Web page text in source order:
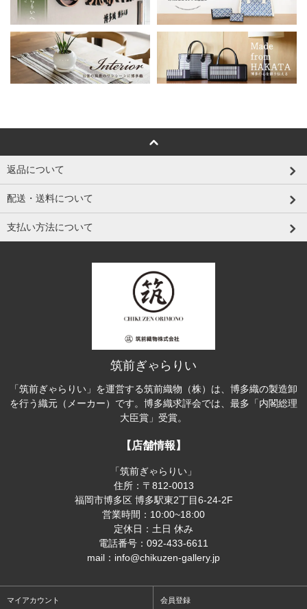
返品について
配送・送料について
支払い方法について
筑前ぎゃらりい
「筑前ぎゃらりい」を運営する筑前織物（株）は、博多織の製造卸
を行う織元（メーカー）です。博多織求評会では、最多「内閣総理
大臣賞」受賞。
【店舗情報】
「筑前ぎゃらりい」
住所：〒812-0013
福岡市博多区 博多駅東2丁目6-24-2F
営業時間：10:00~18:00
定休日：土日 休み
電話番号：092-433-6611
mail：info@chikuzen-gallery.jp
マイアカウント 会員登録